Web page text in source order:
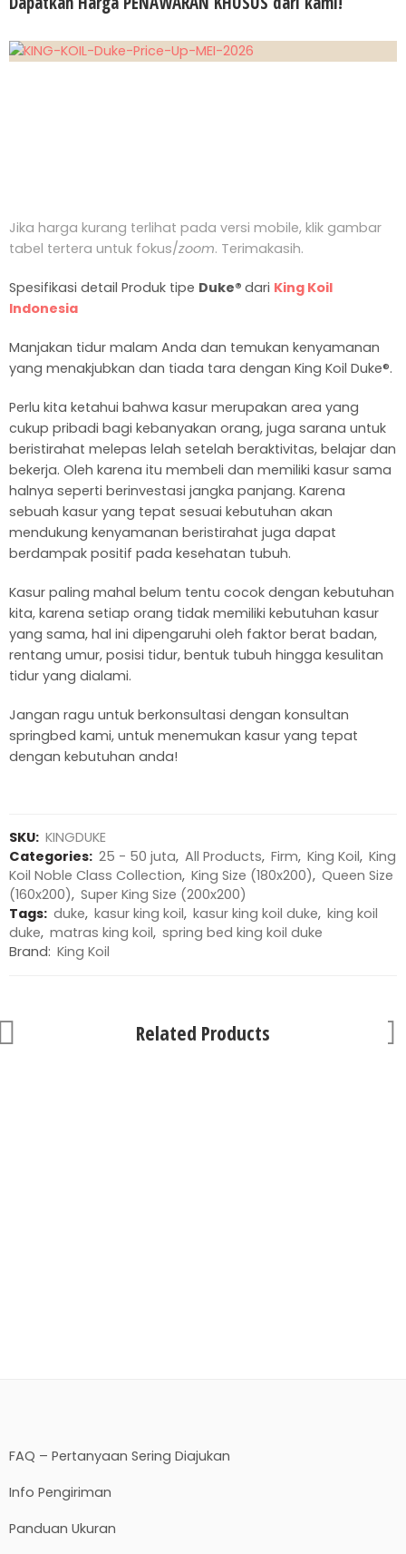
Jika harga kurang terlihat pada versi mobile, klik gambar
tabel tertera untuk fokus/zoom. Terimakasih.
Spesifikasi detail Produk tipe Duke® dari King Koil
Indonesia
Manjakan tidur malam Anda dan temukan kenyamanan
yang menakjubkan dan tiada tara dengan King Koil Duke®.
Perlu kita ketahui bahwa kasur merupakan area yang
cukup pribadi bagi kebanyakan orang, juga sarana untuk
beristirahat melepas lelah setelah beraktivitas, belajar dan
bekerja. Oleh karena itu membeli dan memiliki kasur sama
halnya seperti berinvestasi jangka panjang. Karena
sebuah kasur yang tepat sesuai kebutuhan akan
mendukung kenyamanan beristirahat juga dapat
berdampak positif pada kesehatan tubuh.
Kasur paling mahal belum tentu cocok dengan kebutuhan
kita, karena setiap orang tidak memiliki kebutuhan kasur
yang sama, hal ini dipengaruhi oleh faktor berat badan,
rentang umur, posisi tidur, bentuk tubuh hingga kesulitan
tidur yang dialami.
Jangan ragu untuk berkonsultasi dengan konsultan
springbed kami, untuk menemukan kasur yang tepat
dengan kebutuhan anda!
SKU: KINGDUKE
Categories: 25 - 50 juta, All Products, Firm, King Koil, King
Koil Noble Class Collection, King Size (180x200), Queen Size
(160x200), Super King Size (200x200)
Tags: duke, kasur king koil, kasur king koil duke, king koil
duke, matras king koil, spring bed king koil duke
Brand: King Koil
Related Products
FAQ – Pertanyaan Sering Diajukan
Info Pengiriman
Panduan Ukuran